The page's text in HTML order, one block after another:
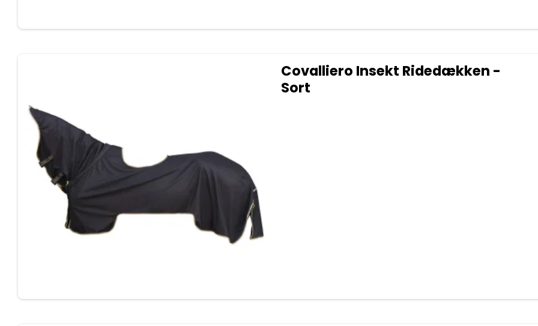
Covalliero Insekt Ridedækken -
Sort